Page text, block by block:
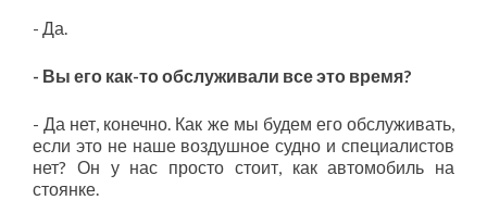
- Да.
- Вы его как-то обслуживали все это время?
- Да нет, конечно. Как же мы будем его обслуживать,
если это не наше воздушное судно и специалистов
нет? Он у нас просто стоит, как автомобиль на
стоянке.